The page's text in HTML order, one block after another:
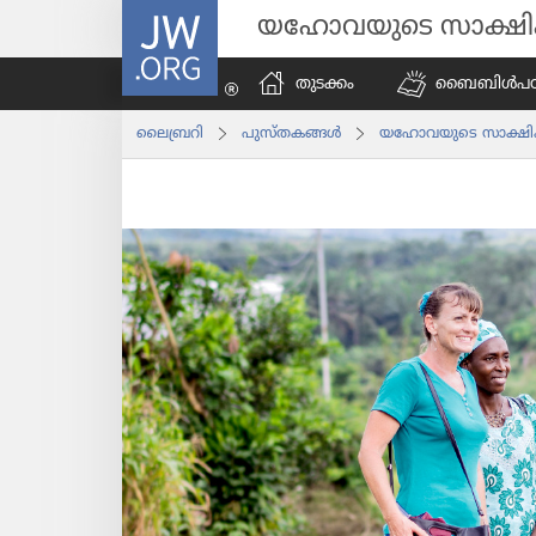
JW.ORG യഹോവയുടെ
തുടക്കം
ലൈബ്രറി പുസ്‌ത​കങ്ങൾ യഹോ​വ​യു​ടെ